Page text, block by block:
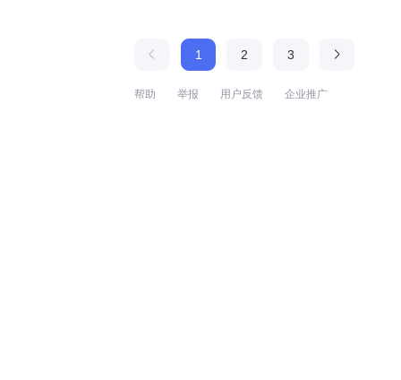
1 2 3
帮助 举报 用户反馈 企业推广